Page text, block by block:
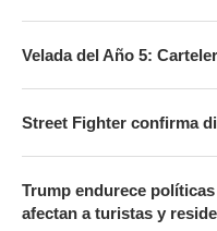
Velada del Año 5:
Street Fighter confirma
Trump endurece
afectan a turistas y